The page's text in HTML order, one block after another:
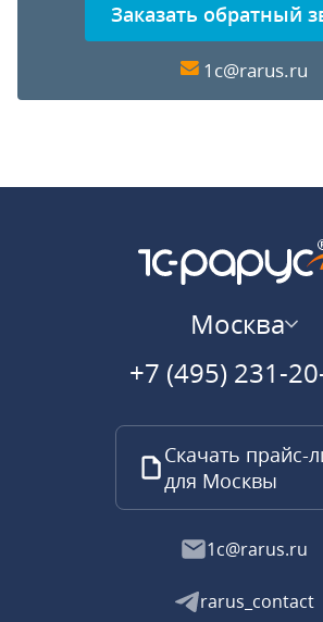
Заказать обратный
1c@rarus.ru
Москва
+7 (495) 231-
Скачать прайс-
для Москвы
1c@rarus.ru
rarus_contact